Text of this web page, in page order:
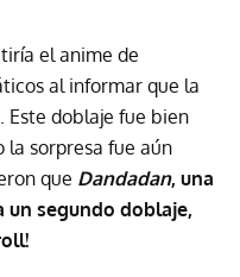
el anime de
al informar que la
Este doblaje fue bien
la sorpresa fue aún
que Dandadan, una
un segundo doblaje,